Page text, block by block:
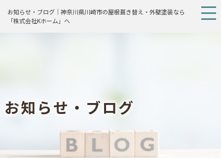
お知らせ・ブログ｜神奈川県川崎市の屋根葺き替え・外壁塗装なら
「株式会社Kホーム」へ
お知 らせ ・ ブログ